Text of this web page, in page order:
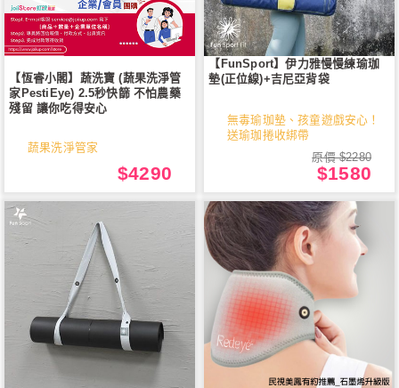
【恆睿小閣】蔬洗寶 (蔬果洗淨管
家PestiEye) 2.5秒快篩 不怕農藥
殘留 讓你吃得安心
蔬果洗淨管家
$4290
【FunSport】伊力雅慢慢練瑜珈
墊(正位線)+吉尼亞背袋
無毒瑜珈墊、孩童遊戲安心！
送瑜珈捲收綁帶
原價 $2280
$1580